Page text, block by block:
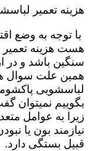
هزینه تعمیر
با توجه به وضع
هست هزینه تعمیر
سنگین باشد و در
همین علت سوال
لباسشویی
بگوییم نمیتوان
زیرا به عوامل
نیازمند بون یا
قبیل بستگی دارد.